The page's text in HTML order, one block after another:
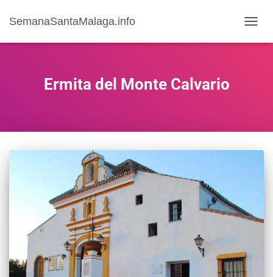
SemanaSantaMalaga.info
MODO
Ermita del Monte Calvario